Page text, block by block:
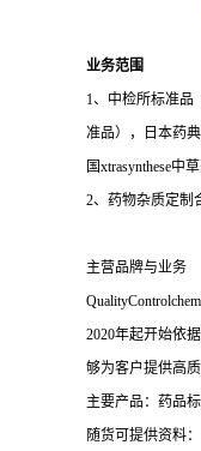
业务范围
1、中检所标准品
准品），日本药
国xtrasynthese中
2、药物杂质定制
主营品牌与业务
2020年起开始依
够为客户提供高
主要产品：药品
随货可提供资料